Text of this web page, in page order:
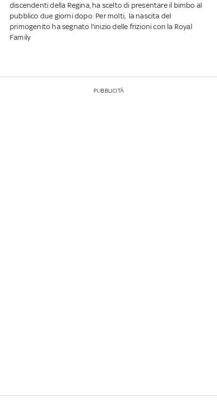
discendenti della Regina, ha scelto di presentare il bimbo al
pubblico due giorni dopo. Per molti, la nascita del
primogenito ha segnato l'inizio delle frizioni con la Royal
Family
PUBBLICITÀ